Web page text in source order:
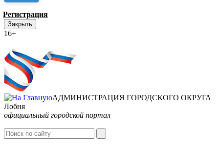
Регистрация
Закрыть
16+
АДМИНИСТРАЦИЯ ГОРОДСКОГО ОКРУГА
Лобня
официальный городской портал